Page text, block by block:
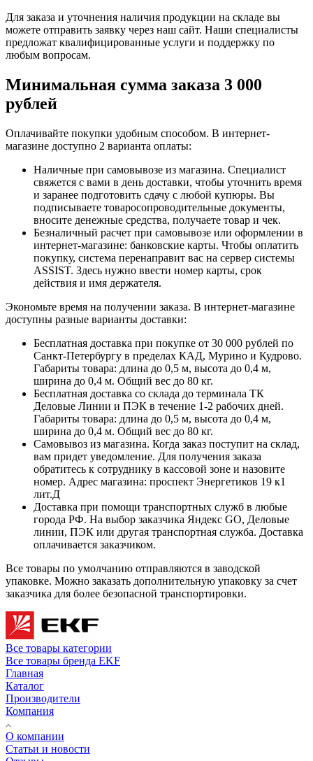
Для заказа и уточнения наличия продукции на складе вы
можете отправить заявку через наш сайт. Наши специалисты
предложат квалифицированные услуги и поддержку по
любым вопросам.
Минимальная сумма заказа 3 000
рублей
Оплачивайте покупки удобным способом. В интернет-
магазине доступно 2 варианта оплаты:
Наличные при самовывозе из магазина. Специалист
свяжется с вами в день доставки, чтобы уточнить время
и заранее подготовить сдачу с любой купюры. Вы
подписываете товаросопроводительные документы,
вносите денежные средства, получаете товар и чек.
Безналичный расчет при самовывозе или оформлении в
интернет-магазине: банковские карты. Чтобы оплатить
покупку, система перенаправит вас на сервер системы
ASSIST. Здесь нужно ввести номер карты, срок
действия и имя держателя.
Экономьте время на получении заказа. В интернет-магазине
доступны разные варианты доставки:
Бесплатная доставка при покупке от 30 000 рублей по
Санкт-Петербургу в пределах КАД, Мурино и Кудрово.
Габариты товара: длина до 0,5 м, высота до 0,4 м,
ширина до 0,4 м. Общий вес до 80 кг.
Бесплатная доставка со склада до терминала ТК
Деловые Линии и ПЭК в течение 1-2 рабочих дней.
Габариты товара: длина до 0,5 м, высота до 0,4 м,
ширина до 0,4 м. Общий вес до 80 кг.
Самовывоз из магазина. Когда заказ поступит на склад,
вам придет уведомление. Для получения заказа
обратитесь к сотруднику в кассовой зоне и назовите
номер. Адрес магазина: проспект Энергетиков 19 к1
лит.Д
Доставка при помощи транспортных служб в любые
города РФ. На выбор заказчика Яндекс GO, Деловые
линии, ПЭК или другая транспортная служба. Доставка
оплачивается заказчиком.
Все товары по умолчанию отправляются в заводской
упаковке. Можно заказать дополнительную упаковку за счет
заказчика для более безопасной транспортировки.
Все товары категории
Все товары бренда EKF
Главная
Каталог
Производители
Компания
О компании
Статьи и новости